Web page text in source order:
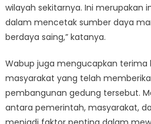
wilayah sekitarnya. Ini merupakan
dalam mencetak sumber daya
berdaya saing,” katanya.
Wabup juga mengucapkan terima
masyarakat yang telah
pembangunan gedung tersebut.
antara pemerintah, masyarakat,